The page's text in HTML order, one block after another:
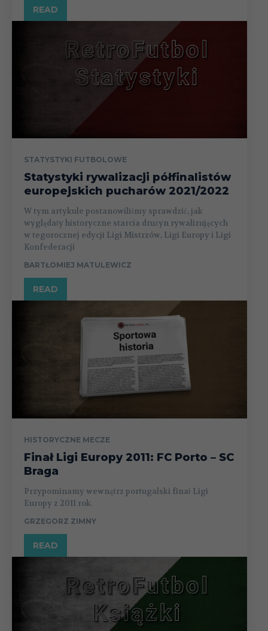
READ
STATYSTYKI FUTBOLOWE
Statystyki rywalizacji półfinalistów
europejskich pucharów 2021/2022
W tym artykule postanowiliśmy sprawdzić, jak
wyglądały historyczne starcia drużyn rywalizujących
w tegorocznej edycji Ligi Mistrzów, Ligi Europy i Ligi
Konfederacji
BARTŁOMIEJ MATULEWICZ
READ
HISTORYCZNE MECZE
Finał Ligi Europy 2011: FC Porto – SC
Braga
Przypominamy wewnątrz portugalski finał Ligi
Europy z 2011 rok.
GRZEGORZ ZIMNY
READ